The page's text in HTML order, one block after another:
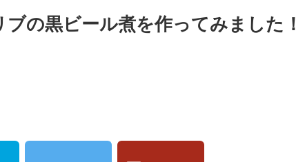
の黒ビール煮を作ってみました！